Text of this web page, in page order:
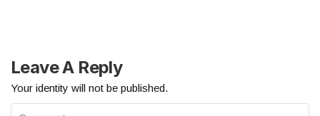
Leave A Reply
Your identity will not be published.